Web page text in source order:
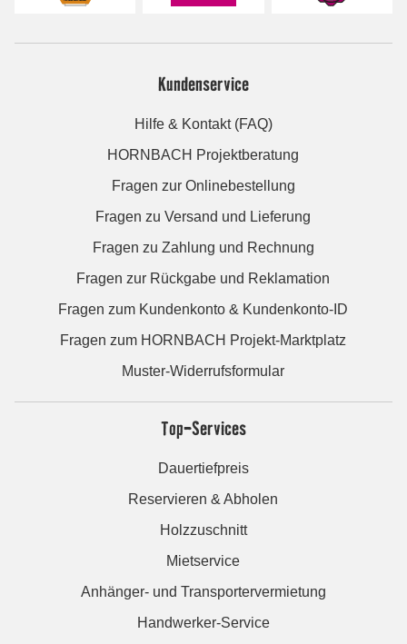
Kundenservice
Hilfe & Kontakt (FAQ)
HORNBACH Projektberatung
Fragen zur Onlinebestellung
Fragen zu Versand und Lieferung
Fragen zu Zahlung und Rechnung
Fragen zur Rückgabe und Reklamation
Fragen zum Kundenkonto & Kundenkonto-ID
Fragen zum HORNBACH Projekt-Marktplatz
Muster-Widerrufsformular
Top-Services
Dauertiefpreis
Reservieren & Abholen
Holzzuschnitt
Mietservice
Anhänger- und Transportervermietung
Handwerker-Service